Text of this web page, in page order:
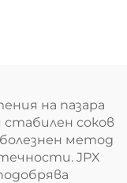
на пазара
стабилен соков
метод
JPX